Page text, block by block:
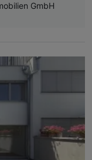
GmbH